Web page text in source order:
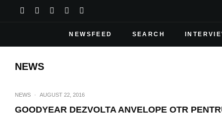
NEWSFEED SEARCH
NEWS
NEWS · AUGUST 22, 2016
GOODYEAR DEZVOLTA ANVELOPE OTR